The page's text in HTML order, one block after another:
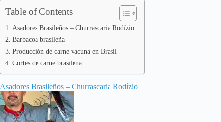
Table of Contents
Asadores Brasileños – Churrascaria Rodízio
Barbacoa brasileña
Producción de carne vacuna en Brasil
Cortes de carne brasileña
Asadores Brasileños – Churrascaria Rodízio